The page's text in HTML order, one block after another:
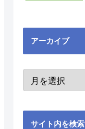
アーカイブ
サイト内を検索